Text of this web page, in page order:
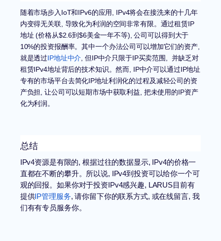
随着市场步入IoT和IPv6的应用, IPv4将会在接洗来的十几年
内变得无关联, 导致化为利润的空间非常有限。通过租赁IP
地址 (价格从$2.6到$6美金一年不等), 公司可以得到大于
10%的投资报酬率。其中一个办法公司可以增加它们的资产,
就是透过IP地址中介 , 但IP中介只限于IP买卖范围, 并缺乏对
租赁IPv4地址背后的技术知识。然而, IP中介可以通过IP地址
专有的市场平台去简化IP地址利润化的过程及减轻公司的资
产负担, 让公司可以短期市场中获取利益, 把未使用的IP资产
化为利润。
总结
IPv4资源是有限的, 根据过往的数据显示, IPv4的价格一
直都在不断的攀升。所以说, IPv4到投资可以给你一个可
观的回报。如果你对于投资IPv4感兴趣, LARUS目前有
提供IP管理服务, 请你留下你的联系方式, 或在线留言, 我
们有有专员服务你。